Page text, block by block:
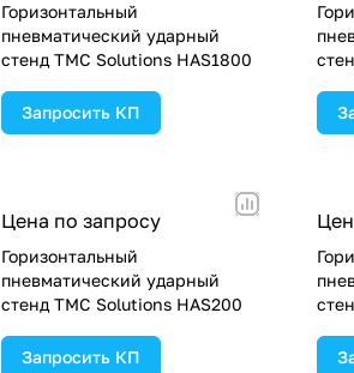
Горизонтальный
пневматический ударный
стенд TMC Solutions HAS1800
Запросить КП
Цена по запросу
Горизонтальный
пневматический ударный
стенд TMC Solutions HAS200
Запросить КП